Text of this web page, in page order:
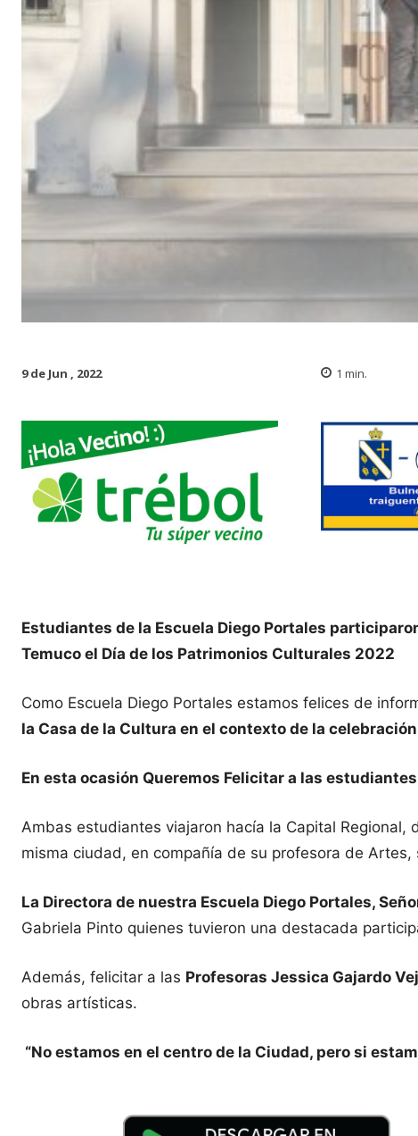
9 de Jun , 2022 1 min.
Estudiantes de la Escuela Diego Portales
Temuco el Día de los Patrimonios Culturales 2022
Como Escuela Diego Portales estamos felices de
la Casa de la Cultura en el contexto de la
En esta ocasión Queremos Felicitar a las
Ambas estudiantes viajaron hacía la Capital
misma ciudad, en compañía de su profesora de
La Directora de nuestra Escuela Diego Portales,
Gabriela Pinto quienes tuvieron una destacada
Además, felicitar a las Profesoras Jessica Gajardo
obras artísticas.
“No estamos en el centro de la Ciudad, pero si